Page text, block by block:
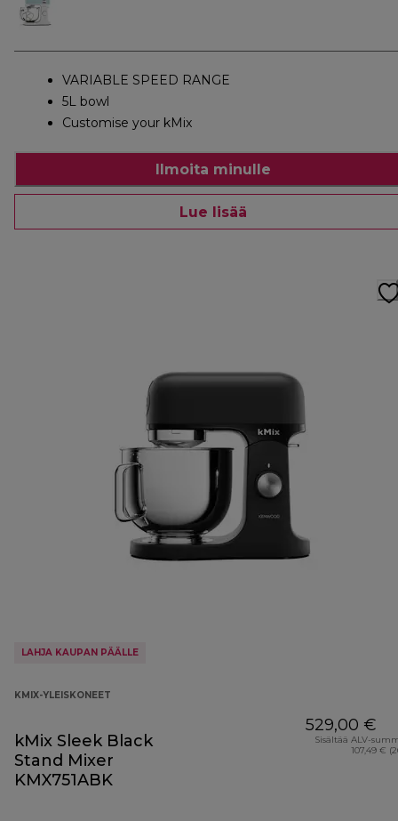
VARIABLE SPEED RANGE
5L bowl
Customise your kMix
Ilmoita minulle
Lue lisää
LAHJA KAUPAN PÄÄLLE
KMIX-YLEISKONEET
kMix Sleek Black
Stand Mixer
KMX751ABK
529,00 €
Sisältää ALV-
107,49 €